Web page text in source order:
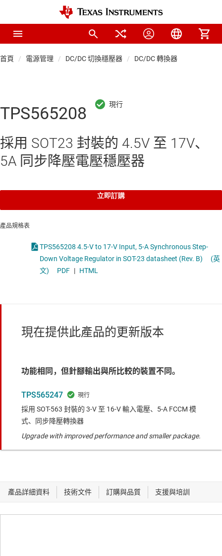
首頁 電源管理 DC/DC 切換穩壓器 DC/DC 轉換器
TPS565208
採用 SOT23 封裝的 4.5V 至 17V、
5A 同步降壓電壓穩壓器
立即訂購
產品規格表
TPS565208 4.5-V to 17-V Input, 5-A Synchronous Step-
Down Voltage Regulator in SOT-23 datasheet (Rev. B)
(英
文)
PDF | HTML
現在提供此產品的更新版本
功能相同，但針腳輸出與所比較的裝置不同。
TPS565247
採用 SOT-563 封裝的 3-V 至 16-V 輸入電壓、5-A FCCM 模
式、同步降壓轉換器
Upgrade with improved performance and smaller package.